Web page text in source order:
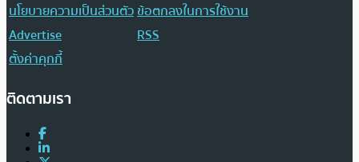
นโยบายความเป็นส่วนตัวข้อตกลงในการใช้งาน
Advertise
RSS
ตั้งค่าคุกกี้
ติดตามเรา